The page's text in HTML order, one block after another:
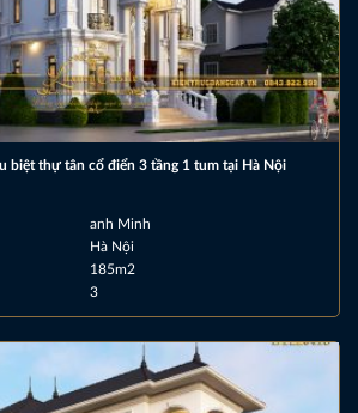
biệt thự tân cổ điển 3 tầng 1 tum tại Hà Nội
anh Minh
Hà Nội
185m2
3